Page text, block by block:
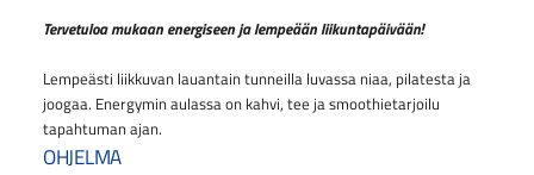
Tervetuloa mukaan energiseen ja lempeään liikuntapäivään!
Lempeästi liikkuvan lauantain tunneilla luvassa niaa, pilatesta ja
joogaa. Energymin aulassa on kahvi, tee ja smoothietarjoilu
tapahtuman ajan.
OHJELMA